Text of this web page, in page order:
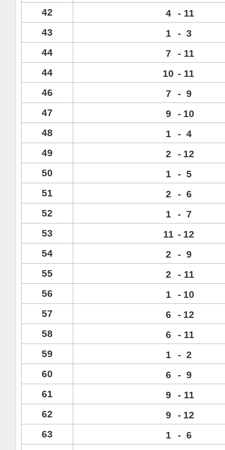
42 4 - 11
43
1 - 3
44
7 - 11
44
10 - 11
46
7 - 9
47
9 - 10
48
1 - 4
49
2 - 12
50
1 - 5
51
2 - 6
52
1 - 7
53
11 - 12
54
2 - 9
55
2 - 11
56
1 - 10
57
6 - 12
58
6 - 11
59
1 - 2
60
6 - 9
61
9 - 11
62
9 - 12
63
1 - 6